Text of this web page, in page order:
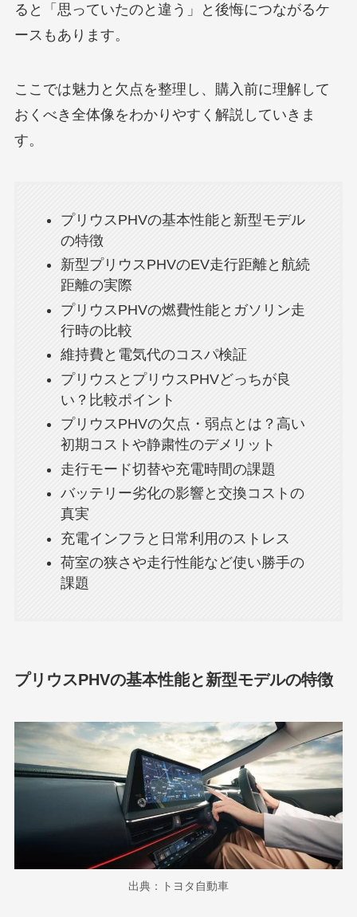
ると「思っていたのと違う」と後悔につながるケ
ースもあります。
ここでは魅力と欠点を整理し、購入前に理解して
おくべき全体像をわかりやすく解説していきま
す。
プリウスPHVの基本性能と新型モデル
の特徴
新型プリウスPHVのEV走行距離と航続
距離の実際
プリウスPHVの燃費性能とガソリン走
行時の比較
維持費と電気代のコスパ検証
プリウスとプリウスPHVどっちが良
い？比較ポイント
プリウスPHVの欠点・弱点とは？高い
初期コストや静粛性のデメリット
走行モード切替や充電時間の課題
バッテリー劣化の影響と交換コストの
真実
充電インフラと日常利用のストレス
荷室の狭さや走行性能など使い勝手の
課題
プリウスPHVの基本性能と新型モデルの特徴
出典：トヨタ自動車